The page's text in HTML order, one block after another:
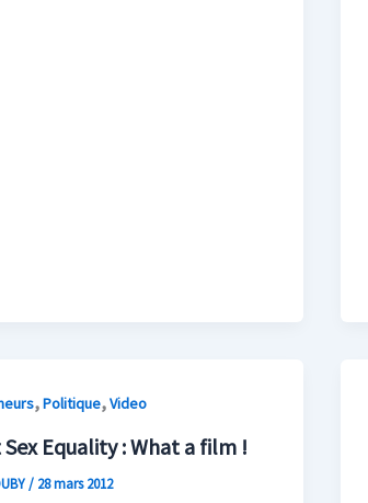
,Politique,Video
Sex Equality : What a film !
/ 28 mars 2012